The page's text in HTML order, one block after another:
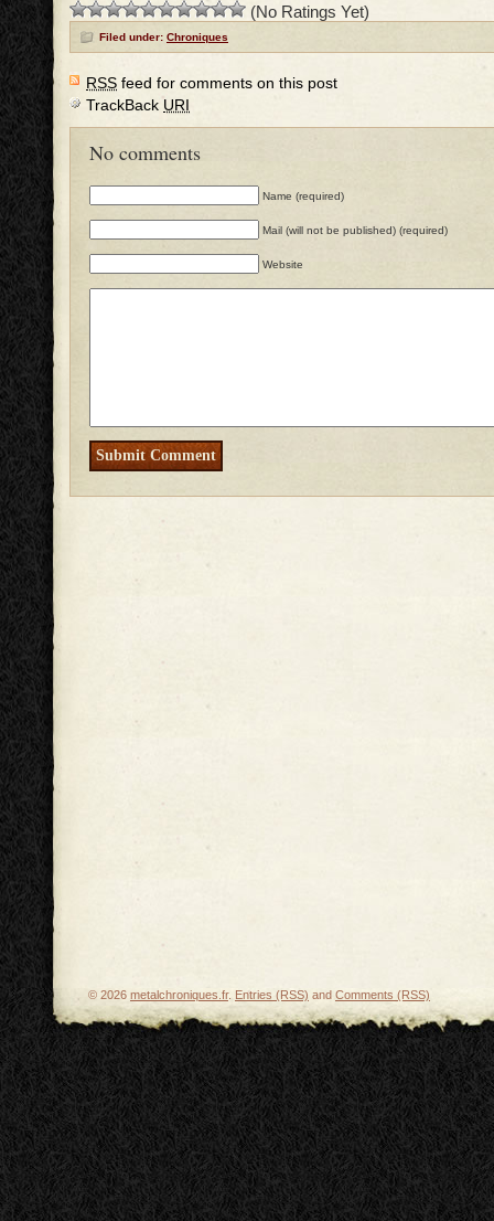
(No Ratings Yet)
Filed under: Chroniques
RSS feed for comments on this post
TrackBack URI
No comments
Name (required)
Mail (will not be published) (required)
Website
© 2026 metalchroniques.fr. Entries (RSS) and Comments (RSS)